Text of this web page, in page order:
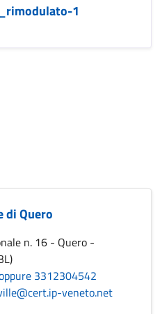
1
di Quero
n. 16 - Quero -
3312304542
veneto.net